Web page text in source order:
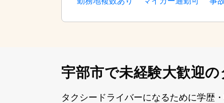
未経験大歓迎 ２種免取得支援有 給